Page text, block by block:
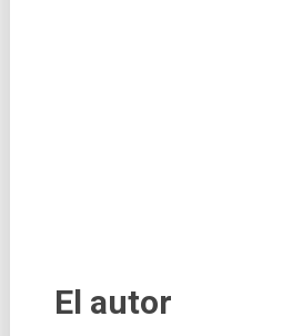
El autor